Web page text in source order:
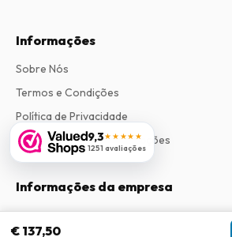
€ 137,50
9,3★★★★★
1251 avaliações
Informações
Sobre Nós
Termos e Condições
Política de Privacidade
Procedimento de Reclamações
Informações da empresa
Empresa:Maja Magazines
3043 PR Rotterdam, Países Baixos